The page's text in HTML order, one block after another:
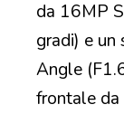
da 16MP
gradi) e
Angle
frontale